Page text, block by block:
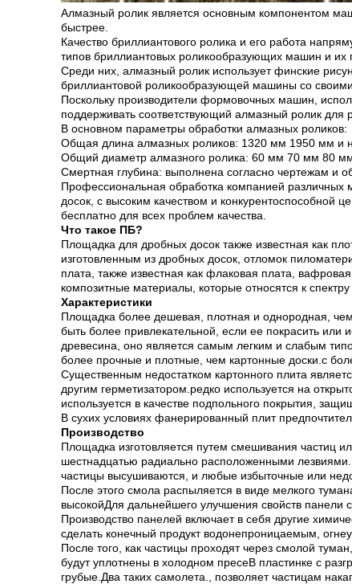
Алмазный ролик является основным компонентом
быстрее.
Качество бриллиантового ролика и его работа
типов бриллиантовых роликообразующих машин и их
Среди них, алмазный ролик использует финские
бриллиантовой роликообразующей машины со своими
Поскольку производители формовочных машин,
поддерживать соответствующий алмазный ролик
В основном параметры обработки алмазных роликов:
Общая длина алмазных роликов: 1320 мм 1950 мм и
Общий диаметр алмазного ролика: 60 мм 70 мм 80 мм
Смертная глубина: выполнена согласно чертежам и
Профессиональная обработка компанией различных
досок, с высоким качеством и конкурентоспособной
бесплатно для всех проблем качества.
Что такое ПБ?
Площадка для дробных досок также известная как
изготовленным из дробных досок, отломок
плата, также известная как флаковая плата,
композитные материалы, которые относятся к спектру
Характеристики
Площадка более дешевая, плотная и однородная,
быть более привлекательной, если ее покрасить
древесина, оно является самым легким и слабым
более прочные и плотные, чем картонные доски.с
Существенным недостатком картонного плита
другим герметизатором.редко используется на
используется в качестве подпольного покрытия,
В сухих условиях фанерированный плит
Производство
Площадка изготовляется путем смешивания частиц
шестнадцатью радиально расположенными
частицы высушиваются, и любые избыточные или
После этого смола распыляется в виде мелкого
высокойДля дальнейшего улучшения свойств
Производство панелей включает в себя другие
сделать конечный продукт водонепроницаемым,
После того, как частицы проходят через смолой
будут уплотнены в холодном пресеВ пластинке с
грубые.Два таких самолета., позволяет частицам